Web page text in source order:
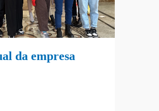
da empresa